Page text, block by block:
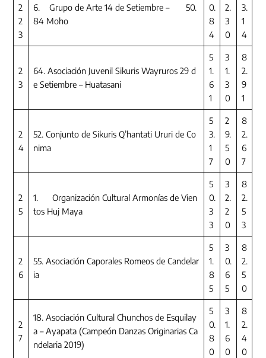
2
2
3
6. Grupo de Arte 14 de Setiembre – 50.
84 Moho
0.
8
4
2.
3
0
3.
1
4
2
3
64. Asociación Juvenil Sikuris Wayruros 29 d
e Setiembre – Huatasani
5
1.
6
1
3
1.
3
0
8
2.
9
1
2
4
52. Conjunto de Sikuris Q’hantati Ururi de Co
nima
5
3.
1
7
2
9.
5
0
8
2.
6
7
2
5
1. Organización Cultural Armonías de Vien
tos Huj Maya
5
0.
3
3
3
2.
2
0
8
2.
5
3
2
6
55. Asociación Caporales Romeos de Candelar
ia
5
1.
8
5
3
0.
6
5
8
2.
5
0
2
7
18. Asociación Cultural Chunchos de Esquilay
a – Ayapata (Campeón Danzas Originarias Ca
ndelaria 2019)
5
0.
8
0
3
1.
6
0
8
2.
4
0